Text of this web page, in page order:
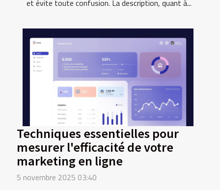
et évite toute confusion. La description, quant à...
Techniques essentielles pour
mesurer l'efficacité de votre
marketing en ligne
5 novembre 2025 03:40